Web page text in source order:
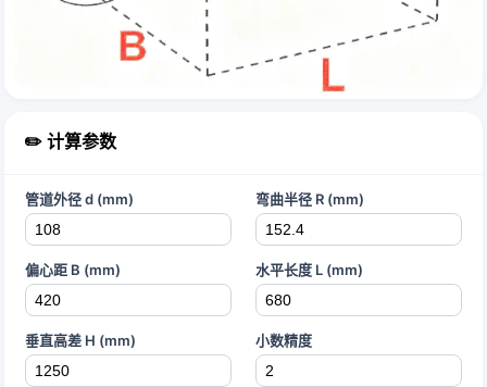
✏️ 计算参数
管道外径 d (mm) 弯曲半径 R (mm)
偏心距 B (mm) 水平长度 L (mm)
垂直高差 H (mm) 小数精度